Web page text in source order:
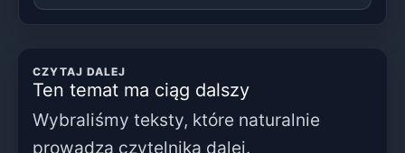
CZYTAJ DALEJ
Ten temat ma ciąg dalszy
Wybraliśmy teksty, które naturalnie
prowadzą czytelnika dalej.